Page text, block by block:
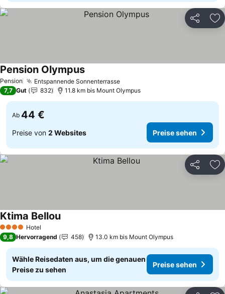
Teilen
Pension Entspannende Sonnenterrasse
Pension Olympus
7,7 Gut 832 11.8 km bis Mount Olympus
Ab 44 €
Preise von 2 Websites Preise sehen
Teilen
4 Sterne Hotel
Ktima Bellou
9,8 Hervorragend 458 13.0 km bis Mount Olympus
Wähle Reisedaten aus, um die genauen
Preise zu sehen
Preise sehen